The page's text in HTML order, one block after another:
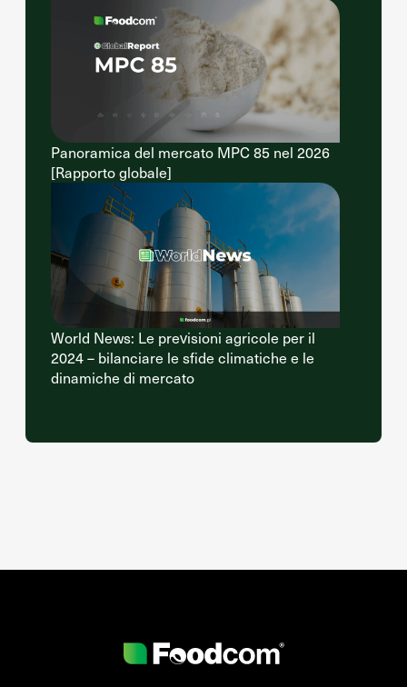
Panoramica del mercato MPC 85 nel 2026
[Rapporto globale]
World News: Le previsioni agricole per il
2024 – bilanciare le sfide climatiche e le
dinamiche di mercato